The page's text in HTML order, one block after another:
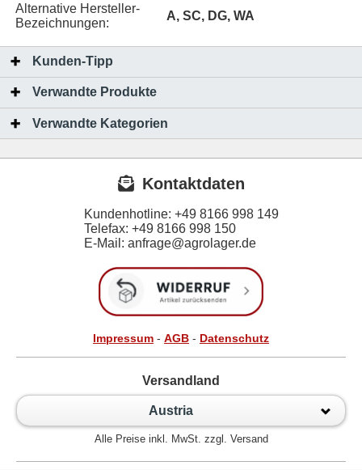
Alternative Hersteller-
Bezeichnungen:
A, SC, DG, WA
Kunden-Tipp
Verwandte Produkte
Verwandte Kategorien
Kontaktdaten
Kundenhotline: +49 8166 998 149
Telefax: +49 8166 998 150
E-Mail: anfrage@agrolager.de
Impressum - AGB - Datenschutz
Versandland
Austria
Alle Preise inkl. MwSt. zzgl. Versand